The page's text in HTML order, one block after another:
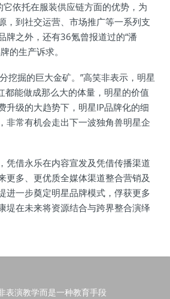
它依托在服装供应链方面的优势，为
，到社交运营、市场推广等一系列支
牌之外，还有36氪曾报道过的“潘
的生产诉求。
挖掘的巨大金矿。”高笑非表示，明星
都能做成那么大的体量，明星的价值
升级的大趋势下，明星IP品牌化的细
非常有机会走出下一波独角兽明星企
凭借永乐在内容宣发及凭借传播渠道
更多、更优质全媒体渠道整合营销及
进一步奠定明星品牌模式，俘获更多
堤在未来将资源结合与跨界整合演绎
表演教学而是一种教育手段